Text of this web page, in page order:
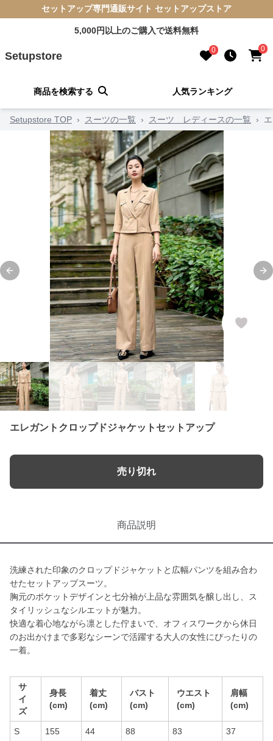
セットアップ専門通販サイト セットアップストア
5,000円以上のご購入で送料無料
Setupstore 0 0
商品を検索する 人気ランキング
Setupstore TOP › スーツの一覧 › スーツ レディースの一覧 ›
Previous slide
エレガントクロップドジャケットセットアップ
売り切れ
商品説明
洗練された印象のクロップドジャケットと広幅パンツを組み合わ
せたセットアップスーツ。
胸元のポケットデザインと七分袖が上品な雰囲気を醸し出し、ス
タイリッシュなシルエットが魅力。
快適な着心地ながら凛とした佇まいで、オフィスワークから休日
のお出かけまで多彩なシーンで活躍する大人の女性にぴったりの
一着。
サ
イ
ズ
身長
(cm)
着丈
(cm)
バスト
(cm)
ウエスト
(cm)
肩幅
(cm)
S 155 44 88 83 37